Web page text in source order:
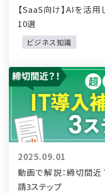
【SaaS向け】AIを活
10選
ビジネス知識
2025.09.01
動画で解説：締切間
請3ステップ